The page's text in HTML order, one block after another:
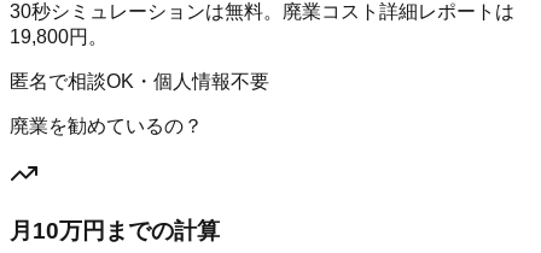
30秒シミュレーションは無料。廃業コスト詳細レポートは
19,800円。
匿名で相談OK・個人情報不要
廃業を勧めているの？
月10万円までの計算